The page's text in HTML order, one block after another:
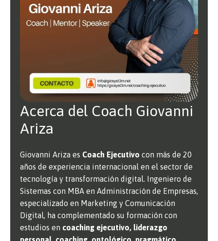
Acerca del Coach Giovanni
Ariza
Giovanni Ariza es Coach Ejecutivo con más de 20
años de experiencia internacional en el sector de
tecnología y transformación digital. Ingeniero de
Sistemas con MBA en Administración de Empresas,
especializado en Marketing y Comunicación
Digital, ha complementado su formación con
estudios en coaching ejecutivo, liderazgo